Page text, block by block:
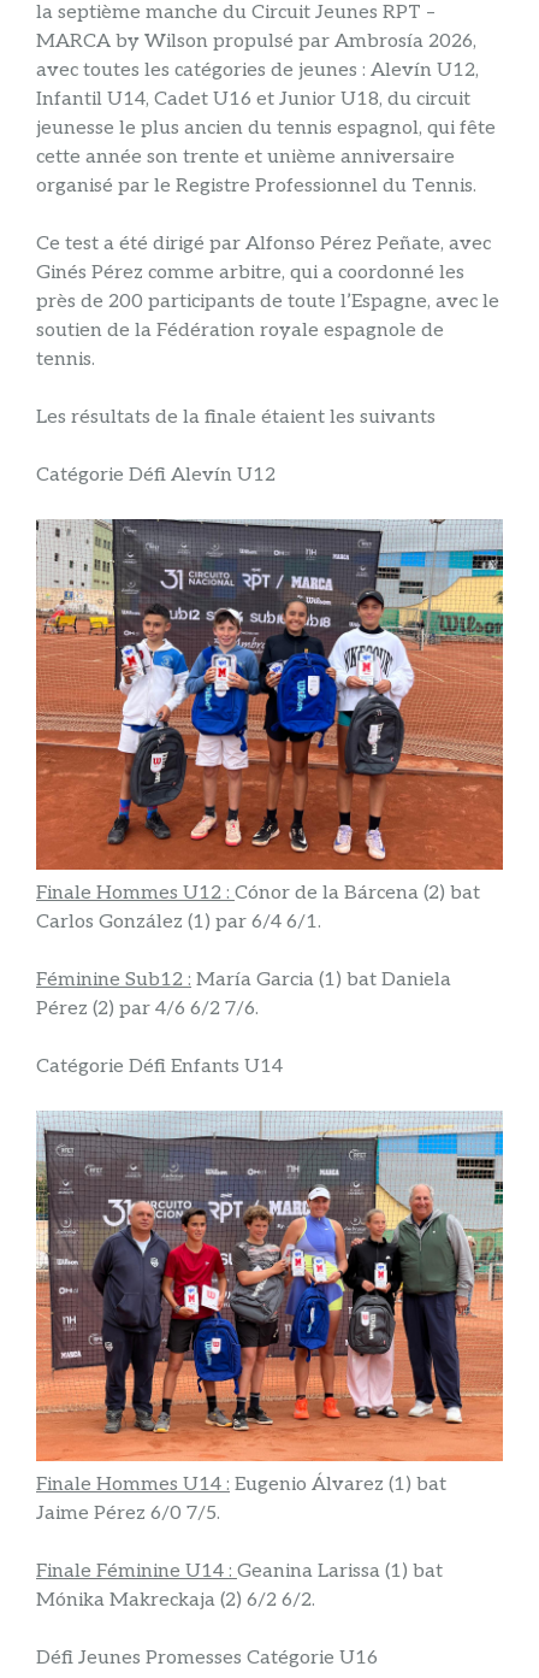
la septième manche du Circuit Jeunes RPT –
MARCA by Wilson propulsé par Ambrosía 2026,
avec toutes les catégories de jeunes : Alevín U12,
Infantil U14, Cadet U16 et Junior U18, du circuit
jeunesse le plus ancien du tennis espagnol, qui fête
cette année son trente et unième anniversaire
organisé par le Registre Professionnel du Tennis.
Ce test a été dirigé par Alfonso Pérez Peñate, avec
Ginés Pérez comme arbitre, qui a coordonné les
près de 200 participants de toute l’Espagne, avec le
soutien de la Fédération royale espagnole de
tennis.
Les résultats de la finale étaient les suivants
Catégorie Défi Alevín U12
Finale Hommes U12 : Cónor de la Bárcena (2) bat
Carlos González (1) par 6/4 6/1.
Féminine Sub12 : María Garcia (1) bat Daniela
Pérez (2) par 4/6 6/2 7/6.
Catégorie Défi Enfants U14
Finale Hommes U14 : Eugenio Álvarez (1) bat
Jaime Pérez 6/0 7/5.
Finale Féminine U14 : Geanina Larissa (1) bat
Mónika Makreckaja (2) 6/2 6/2.
Défi Jeunes Promesses Catégorie U16